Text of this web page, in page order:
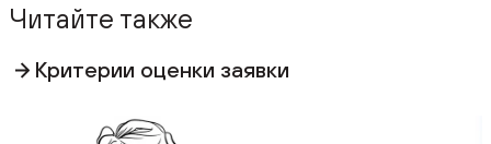
Читайте также
Критерии оценки заявки